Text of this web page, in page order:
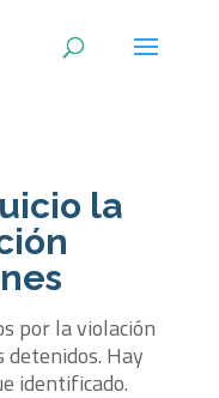
la
por la violación
Hay
identificado.